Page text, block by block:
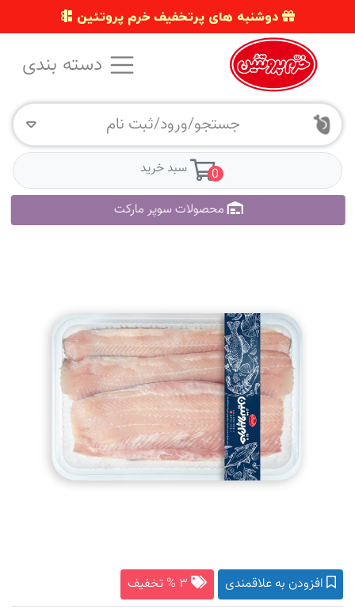
دوشنبه های پرتخفیف خرم پروتئین
جستجو/ورود/ثبت نام
0 سبد خرید
محصولات سوپر مارکت